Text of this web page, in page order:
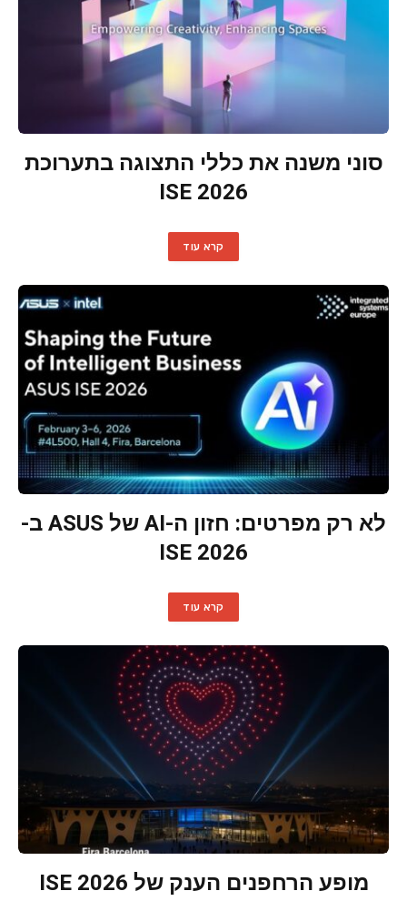
סוני משנה את כללי התצוגה בתערוכת
ISE 2026
קרא עוד
לא רק מפרטים: חזון ה-AI של ASUS ב-
ISE 2026
קרא עוד
מופע הרחפנים הענק של ISE 2026